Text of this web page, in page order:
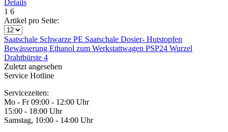
Details
1 6
Artikel pro Seite:
Saatschale Schwarze PE Saatschale Dosier- Hutstopfen
Bewässerung Ethanol zum Werkstattwagen PSP24 Wurzel
Drahtbürste 4
Zuletzt angesehen
Service Hotline
Servicezeiten:
Mo - Fr 09:00 - 12:00 Uhr
15:00 - 18:00 Uhr
Samstag, 10:00 - 14:00 Uhr